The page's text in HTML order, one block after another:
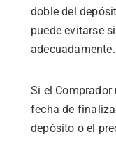
doble del
puede evitarse
adecuadamente.
Si el
fecha de
depósito o el